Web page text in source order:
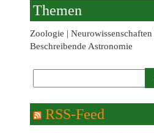
Themen
Zoologie |
Beschreibende Astronomie
RSS-Feed